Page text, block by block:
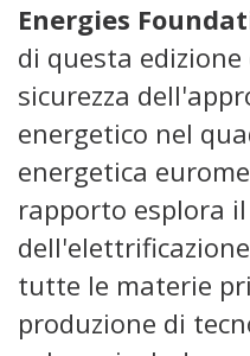
Energies
di questa
sicurezza
energetico nel
energetica
rapporto esplora
tutte le materie
produzione di